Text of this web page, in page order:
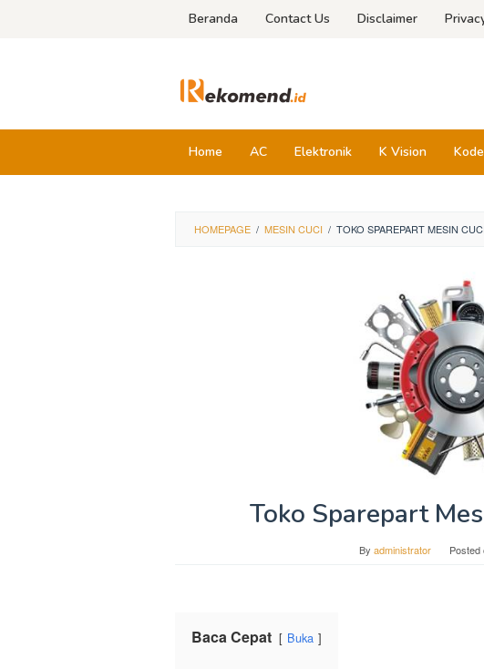
Beranda Contact Us Disclaimer
Home AC Elektronik K Vision
HOMEPAGE / MESIN CUCI / TOKO SPAREPART MESIN
Toko Sparepart
By administrator Posted
Baca Cepat Buka